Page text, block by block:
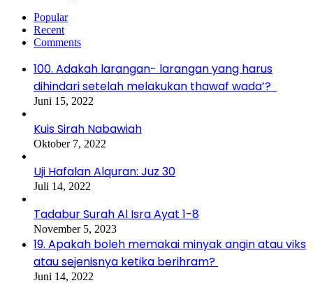
Popular
Recent
Comments
100. Adakah larangan- larangan yang harus
dihindari setelah melakukan thawaf wada’?
Juni 15, 2022
Kuis Sirah Nabawiah
Oktober 7, 2022
Uji Hafalan Alquran: Juz 30
Juli 14, 2022
Tadabur Surah Al Isra Ayat 1-8
November 5, 2023
19. Apakah boleh memakai minyak angin atau viks
atau sejenisnya ketika berihram?
Juni 14, 2022